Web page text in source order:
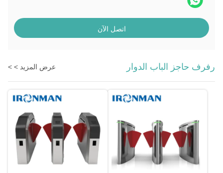
اتصل الآن
رفرف حاجز الباب الدوار عرض المزيد > >